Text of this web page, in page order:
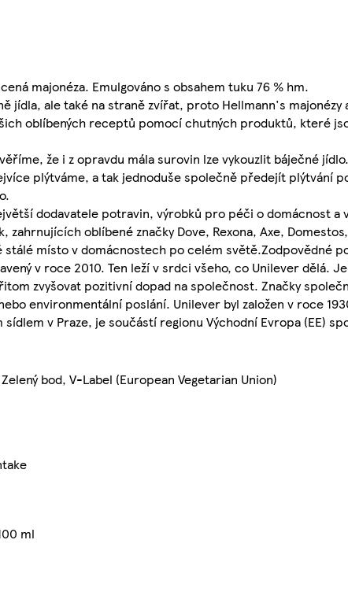
majonéza. Emulgováno s obsahem tuku 76 % hm.
jídla, ale také na straně zvířat, proto Hellmann's
oblíbených receptů pomocí chutných produktů, které
že i z opravdu mála surovin lze vykouzlit báječné
plýtváme, a tak jednoduše společně předejít plýtvání
dodavatele potravin, výrobků pro péči o domácnost
oblíbené značky Dove, Rexona, Axe,
stálé místo v domácnostech po celém světě.Zodpovědné
v roce 2010. Ten leží v srdci všeho, co Unilever dělá.
zvyšovat pozitivní dopad na společnost. Značky
environmentální poslání. Unilever byl založen v roce
sídlem v Praze, je součástí regionu Východní Evropa (EE)
bod, V-Label (European Vegetarian Union)
ml